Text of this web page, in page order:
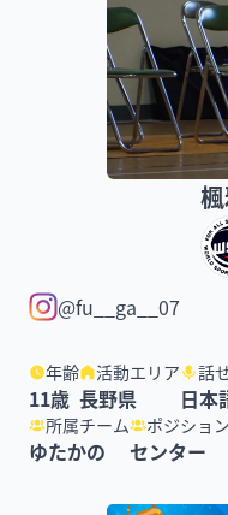
@fu__ga__07
年齢
11歳
活動エリア
長野県
話
日本
所属チーム
ゆたかの
ポジション
センター